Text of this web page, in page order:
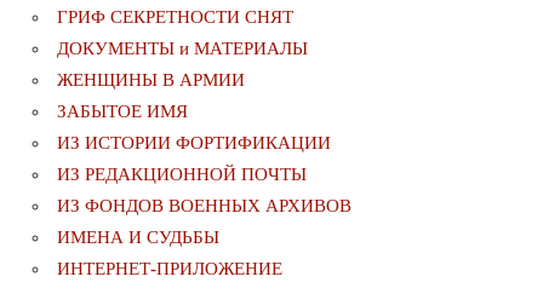
ГРИФ СЕКРЕТНОСТИ СНЯТ
ДОКУМЕНТЫ и МАТЕРИАЛЫ
ЖЕНЩИНЫ В АРМИИ
ЗАБЫТОЕ ИМЯ
ИЗ ИСТОРИИ ФОРТИФИКАЦИИ
ИЗ РЕДАКЦИОННОЙ ПОЧТЫ
ИЗ ФОНДОВ ВОЕННЫХ АРХИВОВ
ИМЕНА И СУДЬБЫ
ИНТЕРНЕТ-ПРИЛОЖЕНИЕ